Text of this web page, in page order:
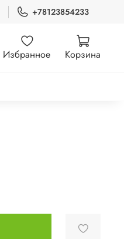
+78123854233
Избранное Корзина